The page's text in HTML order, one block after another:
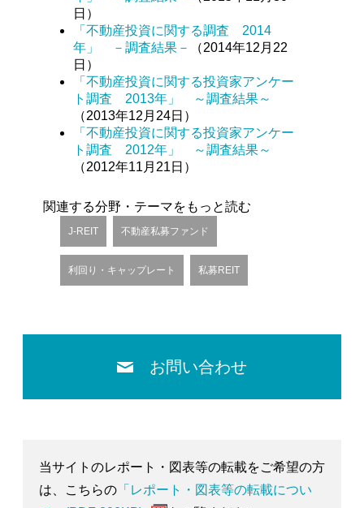
日）
「不動産投資に関する調査 2014
年」 －調査結果－
（2014年12月22
日）
「不動産投資に関する投資家アンケー
ト調査 2013年」 ～調査結果～
（2013年12月24日）
「不動産投資に関する投資家アンケー
ト調査 2012年」 ～調査結果～
（2012年11月21日）
関連する分野・テーマをもっと読む
J-REIT 不動産私募ファンド
利回り・キャップレート 私募REIT
お問い合わせ
当サイトのレポート・図表等の転載をご希望の方
は、こちらの 「レポート・図表等の転載につい